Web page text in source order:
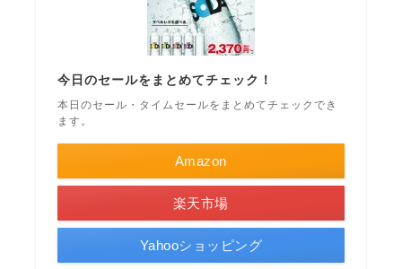
今日のセールをまとめてチェック！
本日のセール・タイムセールをまとめてチェックでき
ます。
Amazon
楽天市場
Yahooショッピング